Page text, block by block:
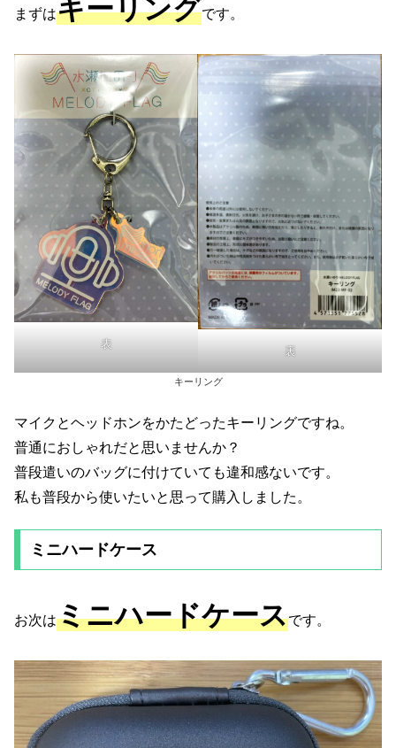
まずはキーリングです。
表
裏
キーリング
マイクとヘッドホンをかたどったキーリングですね。
普通におしゃれだと思いませんか？
普段遣いのバッグに付けていても違和感ないです。
私も普段から使いたいと思って購入しました。
ミニハードケース
お次はミニハードケースです。